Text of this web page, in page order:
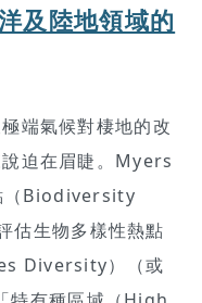
及陸地領域的
端氣候對棲地的改
迫在眉睫。Myers
（Biodiversity
估生物多樣性熱點
Diversity）（或